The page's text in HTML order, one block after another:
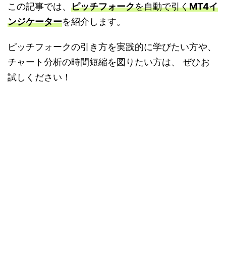
この記事では、 ピッチフォークを自動で引くMT4イ
ンジケーターを紹介します。
ピッチフォークの引き方を実践的に学びたい方や、
チャート分析の時間短縮を図りたい方は、 ぜひお
試しください！